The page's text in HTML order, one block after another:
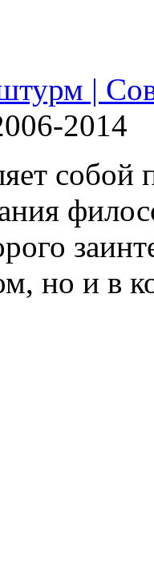
|
2014
собой
но и в